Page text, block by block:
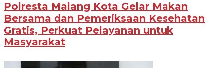
Polresta Malang Kota Gelar Makan
Bersama dan Pemeriksaan Kesehatan
Gratis, Perkuat Pelayanan untuk
Masyarakat